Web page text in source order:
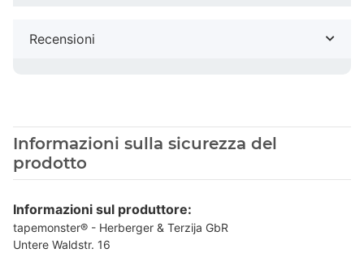
Recensioni
Informazioni sulla sicurezza del
prodotto
Informazioni sul produttore:
tapemonster® - Herberger & Terzija GbR
Untere Waldstr. 16